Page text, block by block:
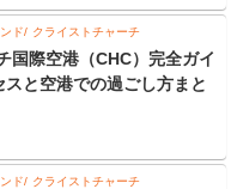
ド クライストチャーチ
国際空港（CHC）完全ガイ
スと空港での過ごし方まと
ド クライストチャーチ